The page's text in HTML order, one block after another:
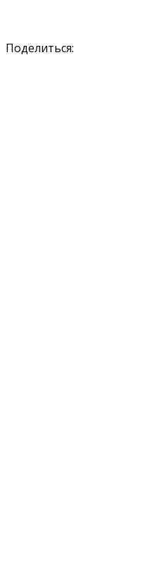
Поделиться: